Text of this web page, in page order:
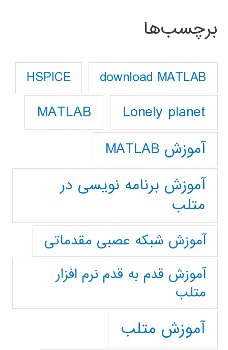
برچسب‌ها
download MATLAB
HSPICE
Lonely planet
MATLAB
آموزش MATLAB
آموزش برنامه نویسی در
متلب
آموزش شبکه عصبی مقدماتی
آموزش قدم به قدم نرم افزار
متلب
آموزش متلب